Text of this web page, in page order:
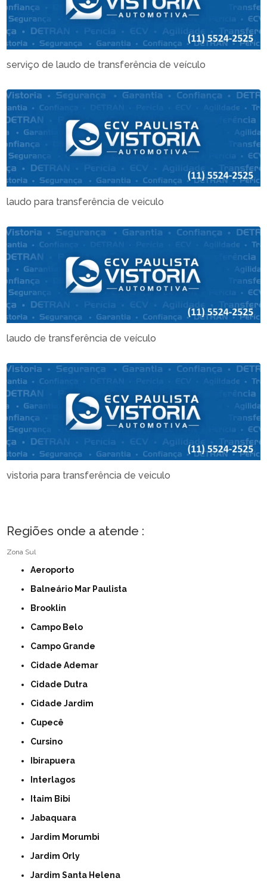
serviço de laudo de transferência de veículo
laudo para transferência de veiculo
laudo de transferência de veículo
vistoria para transferência de veiculo
Regiões onde a atende :
Zona Sul
Aeroporto
Balneário Mar Paulista
Brooklin
Campo Belo
Campo Grande
Cidade Ademar
Cidade Dutra
Cidade Jardim
Cupecê
Cursino
Ibirapuera
Interlagos
Itaim Bibi
Jabaquara
Jardim Morumbi
Jardim Orly
Jardim Santa Helena